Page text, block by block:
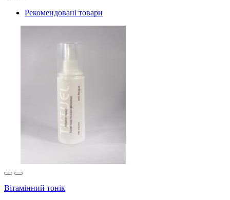
Рекомендовані товари
Вітамінний тонік